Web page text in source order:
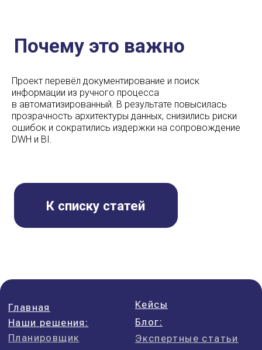
Проект перевёл документирование и поиск
информации из ручного процесса
в автоматизированный. В результате повысилась
прозрачность архитектуры данных, снизились риски
ошибок и сократились издержки на сопровождение
DWH и BI.